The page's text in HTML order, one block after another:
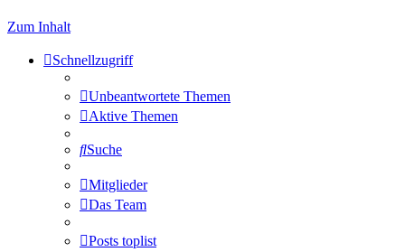
Zum Inhalt
Schnellzugriff
Unbeantwortete Themen
Aktive Themen
Suche
Mitglieder
Das Team
Posts toplist